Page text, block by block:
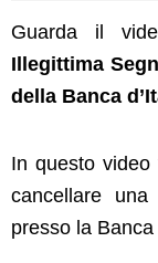
Guarda il
Illegittima
della Banca
In questo
cancellare una
presso la